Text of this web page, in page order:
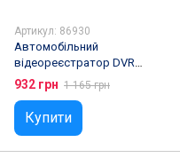
Артикул: 86930
Автомобільний
відеореєстратор DVR
T805/CT520/S16
932 грн 1 165 грн
Купити